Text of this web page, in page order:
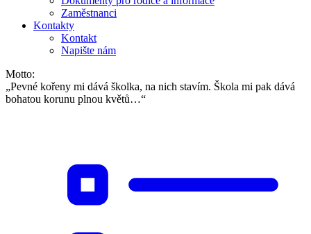
Zaměstnanci
Kontakty
Kontakt
Napište nám
Motto:
„Pevné kořeny mi dává školka, na nich stavím. Škola mi pak dává
bohatou korunu plnou květů…“